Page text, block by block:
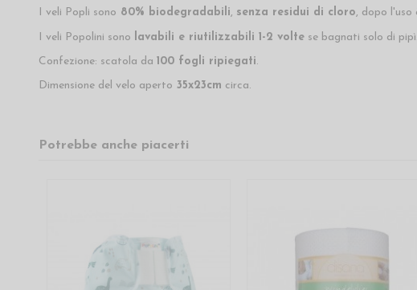
I veli Popli sono 80% biodegradabili, senza residui di cloro, dopo l'uso
I veli Popolini sono lavabili e riutilizzabili 1-2 voltese bagnati solo di pipì.
Confezione: scatola da 100 fogli ripiegati.
Dimensione del velo aperto 35x23cm circa.
Potrebbe anche piacerti